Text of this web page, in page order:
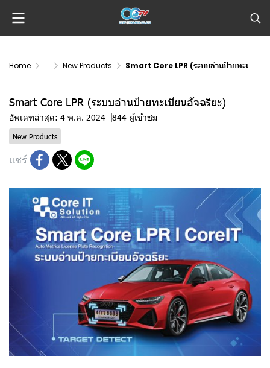
Home ... New Products Smart Core LPR (ระบบอ่านป้ายทะเบียนอัจฉริยะ)
Smart Core LPR (ระบบอ่านป้ายทะเบียนอัจฉริยะ)
อัพเดทล่าสุด: 4 พ.ค. 2024 844 ผู้เข้าชม
New Products
แชร์